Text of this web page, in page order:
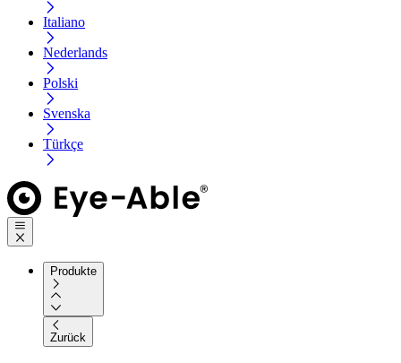
Italiano
Nederlands
Polski
Svenska
Türkçe
Produkte
Zurück